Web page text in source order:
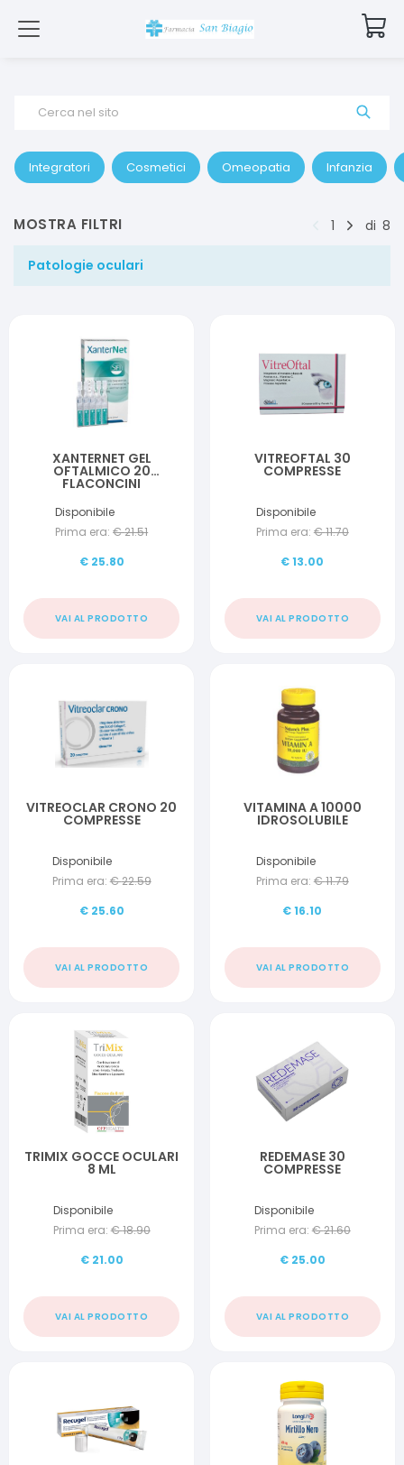
Cerca nel sito
Integratori Cosmetici Omeopatia Infanzia
MOSTRA FILTRI 1 di 8
Patologie oculari
XANTERNET GEL
OFTALMICO 20
FLACONCINI
Disponibile
Prima era: €21.51
€ 25.80
VAI AL PRODOTTO
VITREOFTAL 30
COMPRESSE
Disponibile
Prima era: €11.70
€13.00
VAI AL PRODOTTO
VITREOCLAR CRONO 20
COMPRESSE
Disponibile
Prima era: €22.59
€ 25.60
VAI AL PRODOTTO
VITAMINA A 10000
IDROSOLUBILE
Disponibile
Prima era: €11.79
€16.10
VAI AL PRODOTTO
TRIMIX GOCCE OCULARI
8 ML
Disponibile
Prima era: €18.90
€ 21.00
VAI AL PRODOTTO
REDEMASE 30
COMPRESSE
Disponibile
Prima era: €21.60
€ 25.00
VAI AL PRODOTTO